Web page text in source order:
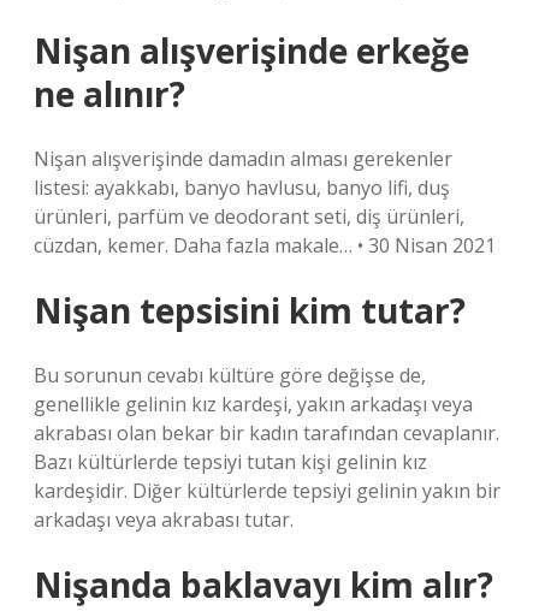
Nişan alışverişinde erkeğe
ne alınır?
Nişan alışverişinde damadın alması gerekenler
listesi: ayakkabı, banyo havlusu, banyo lifi, duş
ürünleri, parfüm ve deodorant seti, diş ürünleri,
cüzdan, kemer. Daha fazla makale… • 30 Nisan 2021
Nişan tepsisini kim tutar?
Bu sorunun cevabı kültüre göre değişse de,
genellikle gelinin kız kardeşi, yakın arkadaşı veya
akrabası olan bekar bir kadın tarafından cevaplanır.
Bazı kültürlerde tepsiyi tutan kişi gelinin kız
kardeşidir. Diğer kültürlerde tepsiyi gelinin yakın bir
arkadaşı veya akrabası tutar.
Nişanda baklavayı kim alır?